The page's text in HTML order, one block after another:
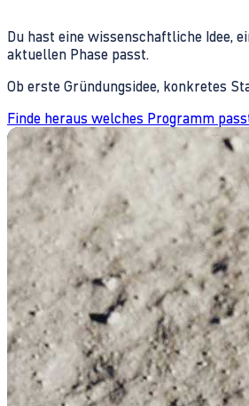
Du hast eine wissenschaftliche Idee,
aktuellen Phase passt.
Ob erste Gründungsidee, konkretes
Finde heraus welches Programm